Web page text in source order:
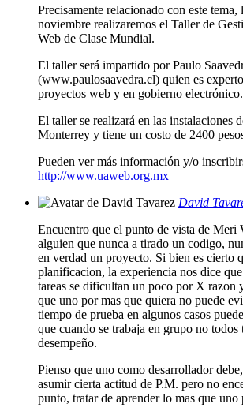
Precisamente relacionado con este tema,
noviembre realizaremos el Taller de
Web de Clase Mundial.
El taller será impartido por Paulo
(www.paulosaavedra.cl) quien es
proyectos web y en gobierno electrónico.
El taller se realizará en las instalaciones
Monterrey y tiene un costo de 2400
Pueden ver más información y/o
http://www.uaweb.org.mx
David
Encuentro que el punto de vista de Meri
alguien que nunca a tirado un codigo,
en verdad un proyecto. Si bien es cierto
planificacion, la experiencia nos dice
tareas se dificultan un poco por X razon
que uno por mas que quiera no puede
tiempo de prueba en algunos casos
que cuando se trabaja en grupo no
desempeño.
Pienso que uno como desarrollador
asumir cierta actitud de P.M. pero no
punto, tratar de aprender lo mas que uno